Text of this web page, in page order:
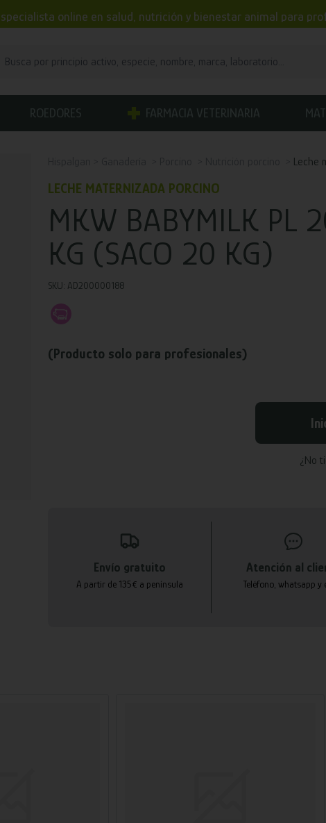
online en salud, nutrición y bienestar animal para
ROEDORES FARMACIA VETERINARIA
Leche
LECHE MATERNIZADA PORCINO
MKW BABYMILK PL
KG (SACO 20 KG)
SKU: AD200000188
(Producto solo para profesionales)
¿No
Envío gratuito
A partir de 135€ a península
Atención al
Teléfono, whatsapp y